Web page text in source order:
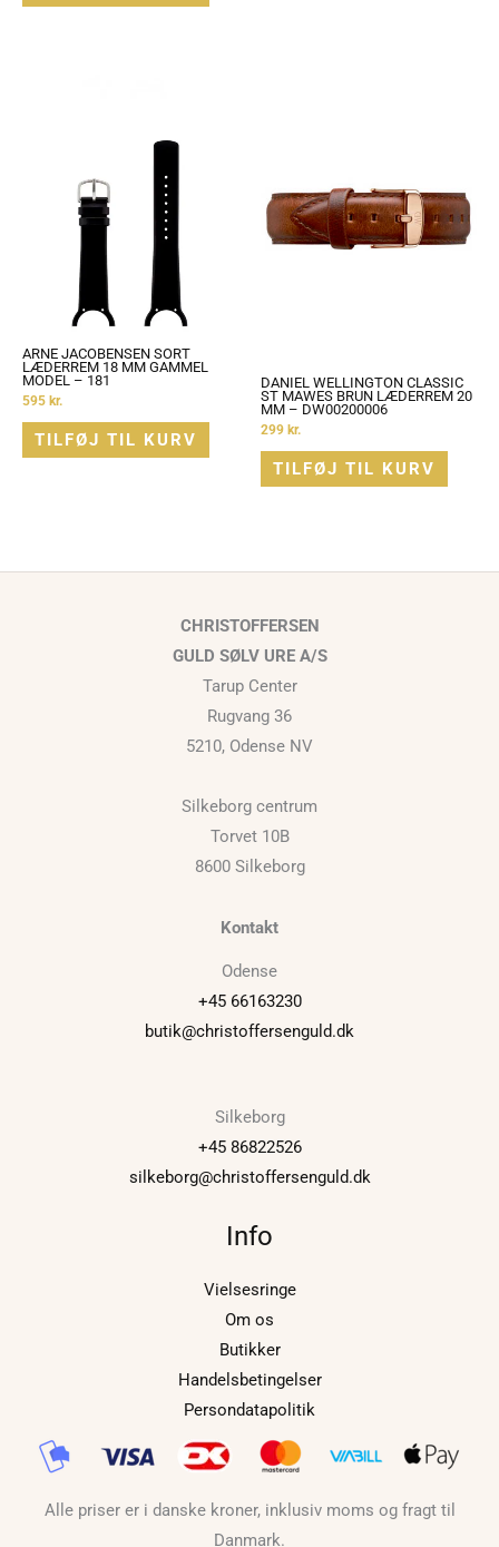
ARNE JACOBENSEN SORT
LÆDERREM 18 MM GAMMEL
MODEL – 181
595 kr.
TILFØJ TIL KURV
DANIEL WELLINGTON CLASSIC
ST MAWES BRUN LÆDERREM 20
MM – DW00200006
299 kr.
TILFØJ TIL KURV
CHRISTOFFERSEN
GULD SØLV URE A/S
Tarup Center
Rugvang 36
5210, Odense NV
Silkeborg centrum
Torvet 10B
8600 Silkeborg
Kontakt
Odense
+45 66163230
butik@christoffersenguld.dk
Silkeborg
+45 86822526
silkeborg@christoffersenguld.dk
Info
Vielsesringe
Om os
Butikker
Handelsbetingelser
Persondatapolitik
Alle priser er i danske kroner, inklusiv moms og fragt til
Danmark.